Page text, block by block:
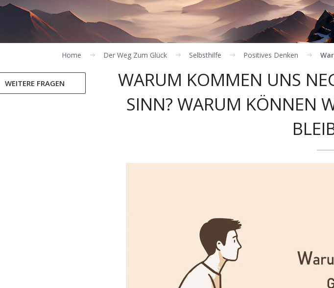
WEITERE FRAGEN
Home Der Weg Zum Glück Selbsthilfe Positives Denken
WARUM KOMMEN UNS
SINN? WARUM KÖNNEN